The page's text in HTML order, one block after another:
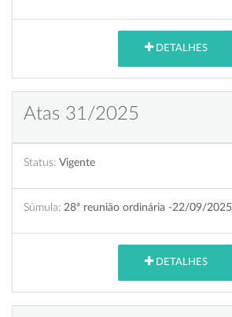
DETALHES
Atas 31/2025
Status: Vigente
Súmula: 28ª reunião ordinária -22/09/2025
DETALHES